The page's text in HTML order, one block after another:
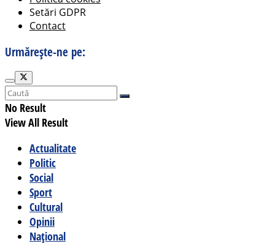
Setări GDPR
Contact
Urmărește-ne pe:
No Result
View All Result
Actualitate
Politic
Social
Sport
Cultural
Opinii
Național